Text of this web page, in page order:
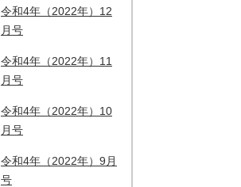
令和4年（2022年）12
月号
令和4年（2022年）11
月号
令和4年（2022年）10
月号
令和4年（2022年）9月
号